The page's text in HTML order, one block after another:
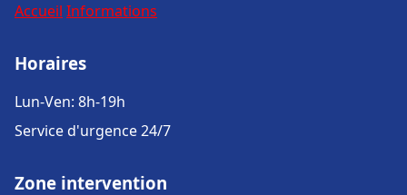
Accueil Informations
Horaires
Lun-Ven: 8h-19h
Service d'urgence 24/7
Zone intervention